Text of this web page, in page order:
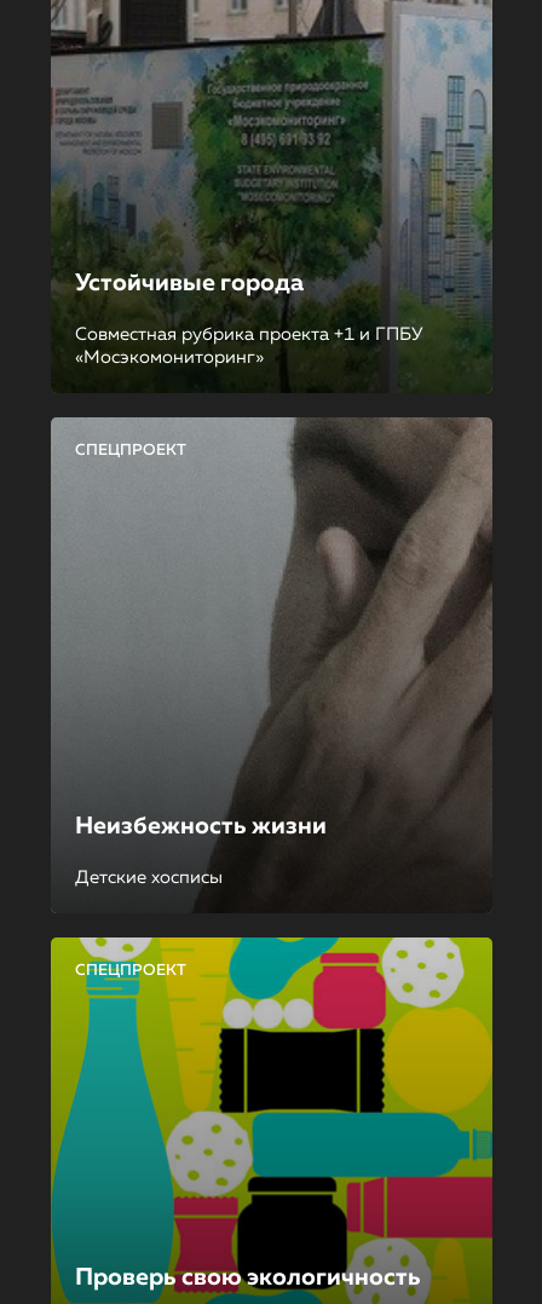
Устойчивые города
Совместная рубрика проекта +1 и ГПБУ
«Мосэкомониторинг»
СПЕЦПРОЕКТ
Неизбежность жизни
Детские хосписы
СПЕЦПРОЕКТ
Проверь свою экологичность